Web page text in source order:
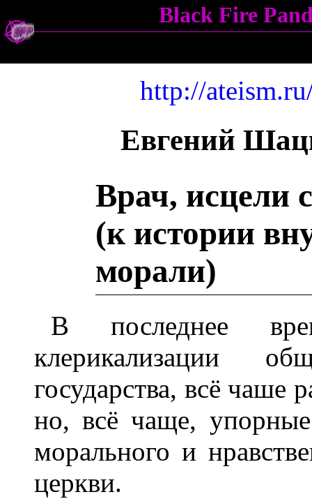
Black Fire
http://
Евгений
Врач, исцели
(к истории
морали)
В последнее
клерикализации
государства, всё чаше
но, всё чаще, упорные
морального и
церкви.